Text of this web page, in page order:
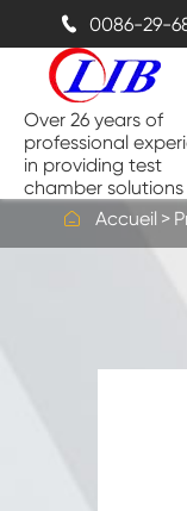
 0086-29-
Over 26 years of
professional
in providing test
chamber solutions
Chambre
 Accueil